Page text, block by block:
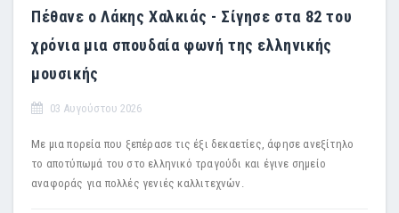
Πέθανε ο Λάκης Χαλκιάς - Σίγησε στα 82 του
χρόνια μια σπουδαία φωνή της ελληνικής
μουσικής
03 Αυγούστου 2026
Με μια πορεία που ξεπέρασε τις έξι δεκαετίες, άφησε ανεξίτηλο
το αποτύπωμά του στο ελληνικό τραγούδι και έγινε σημείο
αναφοράς για πολλές γενιές καλλιτεχνών.